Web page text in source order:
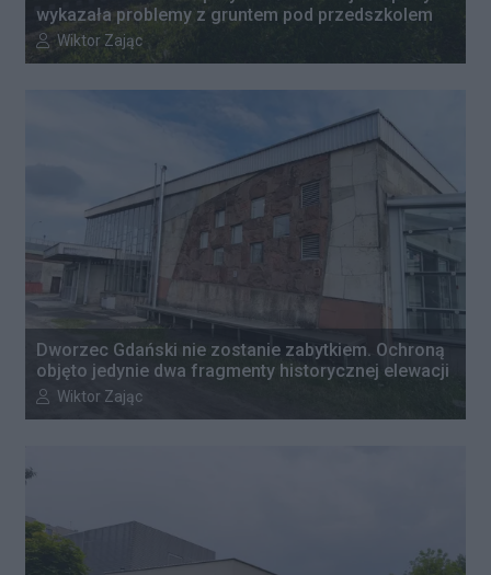
wykazała problemy z gruntem pod przedszkolem
Autor artykułu:
Wiktor Zając
Dworzec Gdański nie zostanie zabytkiem. Ochroną
objęto jedynie dwa fragmenty historycznej elewacji
Autor artykułu:
Wiktor Zając